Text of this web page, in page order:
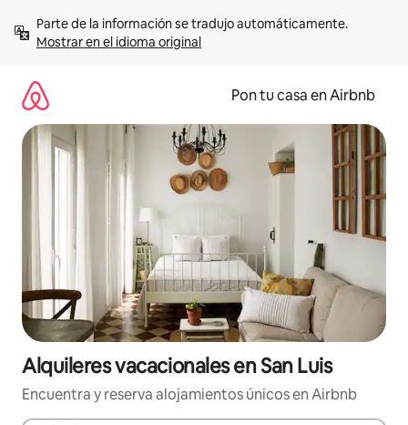
contenidoMostrar en el idioma original
Pon tu casa en Airbnb
Alquileres vacacionales en San Luis
Encuentra y reserva alojamientos únicos en Airbnb